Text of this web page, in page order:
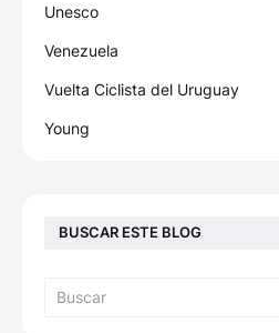
Unesco
Venezuela
Vuelta Ciclista del Uruguay
Young
BUSCAR ESTE BLOG